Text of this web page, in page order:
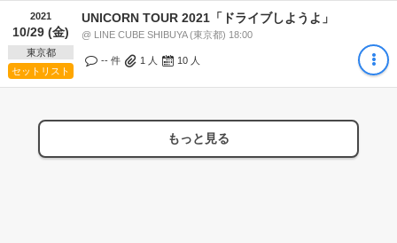
2021
10/29 (金)
東京都
セットリスト
UNICORN TOUR 2021「ドライブしようよ」
@ LINE CUBE SHIBUYA (東京都) 18:00
-- 件 1 人 10 人
もっと見る